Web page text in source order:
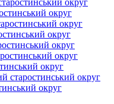
округ
округ
округ
округ
округ
округ
округ
старостинський округ
округ